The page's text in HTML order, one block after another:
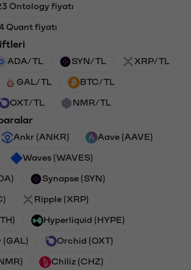
Ontology fiyatı
Quant fiyatı
ADA/TL SYN/TL XRP/TL
GAL/TL BTC/TL
OXT/TL NMR/TL
Ankr (ANKR) Aave (AAVE)
Waves (WAVES)
Synapse (SYN)
Ripple (XRP)
Hyperliquid (HYPE)
(GAL) Orchid (OXT)
Chiliz (CHZ)